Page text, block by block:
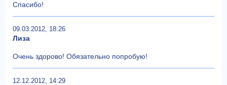
Спасибо!
09.03.2012, 18:26
Лиза
Очень здорово! Обязательно попробую!
12.12.2012, 14:29